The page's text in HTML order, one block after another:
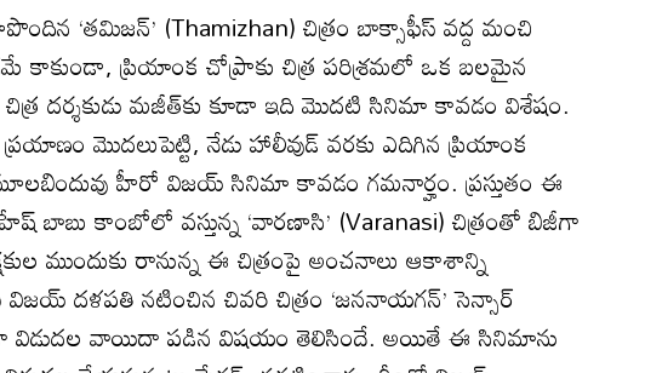
‘త‌మిజ‌న్’ (Thamizhan) చిత్రం బాక్సాఫీస్ వద్ద మంచి
ప్రియాంక చోప్రాకు చిత్ర పరిశ్రమలో ఒక బలమైన
దర్శకుడు మజీత్‌కు కూడా ఇది మొదటి సినిమా కావడం విశేషం.
మొదలుపెట్టి, నేడు హాలీవుడ్ వరకు ఎదిగిన ప్రియాంక
హీరో విజయ్ సినిమా కావడం గమనార్హం. ప్రస్తుతం ఈ
బాబు కాంబోలో వస్తున్న ‘వారణాసి’ (Varanasi) చిత్రంతో బిజీగా
ముందుకు రానున్న ఈ చిత్రంపై అంచనాలు ఆకాశాన్ని
దళపతి నటించిన చివరి చిత్రం ‘జననాయగన్’ సెన్సార్‌
విడుదల వాయిదా పడిన విషయం తెలిసిందే. అయితే ఈ సినిమాను